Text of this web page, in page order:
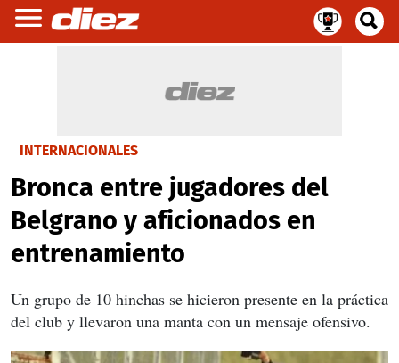
INTERNACIONALES
Bronca entre jugadores del
Belgrano y aficionados en
entrenamiento
Un grupo de 10 hinchas se hicieron presente en la práctica
del club y llevaron una manta con un mensaje ofensivo.